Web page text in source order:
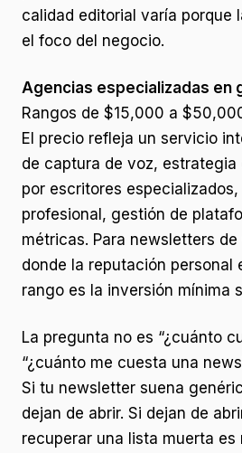
calidad editorial varía porque
el foco del negocio.
Agencias especializadas en
Rangos de $15,000 a
El precio refleja un servicio
de captura de voz,
por escritores
profesional, gestión de
métricas. Para newsletters de
donde la reputación personal
rango es la inversión mínima
La pregunta no es “¿cuánto
“¿cuánto me cuesta una
Si tu newsletter suena
dejan de abrir. Si dejan de
recuperar una lista muerta es